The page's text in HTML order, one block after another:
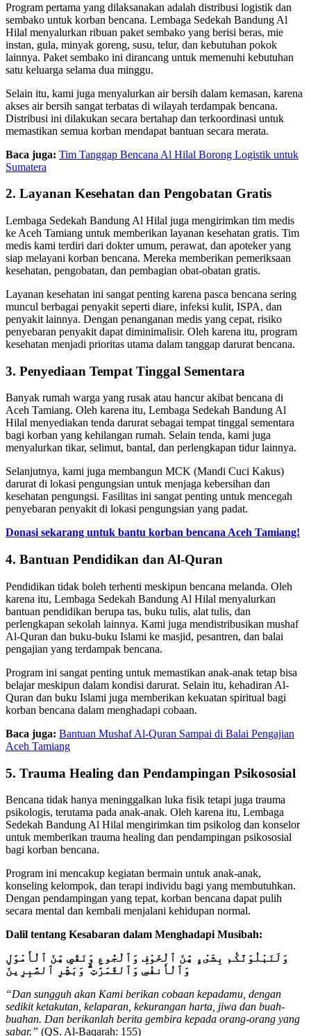
Program pertama yang dilaksanakan adalah distribusi logistik dan
sembako untuk korban bencana. Lembaga Sedekah Bandung Al
Hilal menyalurkan ribuan paket sembako yang berisi beras, mie
instan, gula, minyak goreng, susu, telur, dan kebutuhan pokok
lainnya. Paket sembako ini dirancang untuk memenuhi kebutuhan
satu keluarga selama dua minggu.
Selain itu, kami juga menyalurkan air bersih dalam kemasan, karena
akses air bersih sangat terbatas di wilayah terdampak bencana.
Distribusi ini dilakukan secara bertahap dan terkoordinasi untuk
memastikan semua korban mendapat bantuan secara merata.
Baca juga: Tim Tanggap Bencana Al Hilal Borong Logistik untuk
Sumatera
2. Layanan Kesehatan dan Pengobatan Gratis
Lembaga Sedekah Bandung Al Hilal juga mengirimkan tim medis
ke Aceh Tamiang untuk memberikan layanan kesehatan gratis. Tim
medis kami terdiri dari dokter umum, perawat, dan apoteker yang
siap melayani korban bencana. Mereka memberikan pemeriksaan
kesehatan, pengobatan, dan pembagian obat-obatan gratis.
Layanan kesehatan ini sangat penting karena pasca bencana sering
muncul berbagai penyakit seperti diare, infeksi kulit, ISPA, dan
penyakit lainnya. Dengan penanganan medis yang cepat, risiko
penyebaran penyakit dapat diminimalisir. Oleh karena itu, program
kesehatan menjadi prioritas utama dalam tanggap darurat bencana.
3. Penyediaan Tempat Tinggal Sementara
Banyak rumah warga yang rusak atau hancur akibat bencana di
Aceh Tamiang. Oleh karena itu, Lembaga Sedekah Bandung Al
Hilal menyediakan tenda darurat sebagai tempat tinggal sementara
bagi korban yang kehilangan rumah. Selain tenda, kami juga
menyalurkan tikar, selimut, bantal, dan perlengkapan tidur lainnya.
Selanjutnya, kami juga membangun MCK (Mandi Cuci Kakus)
darurat di lokasi pengungsian untuk menjaga kebersihan dan
kesehatan pengungsi. Fasilitas ini sangat penting untuk mencegah
penyebaran penyakit di lokasi pengungsian yang padat.
Donasi sekarang untuk bantu korban bencana Aceh Tamiang!
4. Bantuan Pendidikan dan Al-Quran
Pendidikan tidak boleh terhenti meskipun bencana melanda. Oleh
karena itu, Lembaga Sedekah Bandung Al Hilal menyalurkan
bantuan pendidikan berupa tas, buku tulis, alat tulis, dan
perlengkapan sekolah lainnya. Kami juga mendistribusikan mushaf
Al-Quran dan buku-buku Islami ke masjid, pesantren, dan balai
pengajian yang terdampak bencana.
Program ini sangat penting untuk memastikan anak-anak tetap bisa
belajar meskipun dalam kondisi darurat. Selain itu, kehadiran Al-
Quran dan buku Islami juga memberikan kekuatan spiritual bagi
korban bencana dalam menghadapi cobaan.
Baca juga: Bantuan Mushaf Al-Quran Sampai di Balai Pengajian
Aceh Tamiang
5. Trauma Healing dan Pendampingan Psikososial
Bencana tidak hanya meninggalkan luka fisik tetapi juga trauma
psikologis, terutama pada anak-anak. Oleh karena itu, Lembaga
Sedekah Bandung Al Hilal mengirimkan tim psikolog dan konselor
untuk memberikan trauma healing dan pendampingan psikososial
bagi korban bencana.
Program ini mencakup kegiatan bermain untuk anak-anak,
konseling kelompok, dan terapi individu bagi yang membutuhkan.
Dengan pendampingan yang tepat, korban bencana dapat pulih
secara mental dan kembali menjalani kehidupan normal.
Dalil tentang Kesabaran dalam Menghadapi Musibah:
وَلَنَبْلُوَنَّكُم بِشَىْءٍ مِّنَ ٱلْخَوْفِ وَٱلْجُوعِ وَنَقْصٍ مِّنَ ٱلْأَمْوَٰلِ
وَٱلْأَنفُسِ وَٱلثَّمَرَٰتِ ۗ وَبَشِّرِ ٱلصَّٰبِرِينَ
“Dan sungguh akan Kami berikan cobaan kepadamu, dengan
sedikit ketakutan, kelaparan, kekurangan harta, jiwa dan buah-
buahan. Dan berikanlah berita gembira kepada orang-orang yang
sabar.” (QS. Al-Baqarah: 155)